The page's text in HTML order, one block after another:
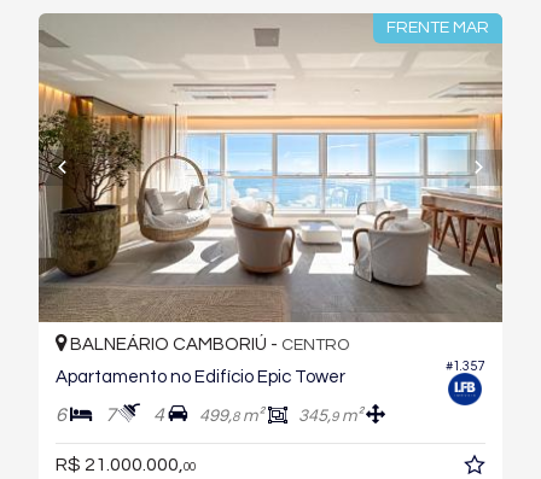
FRENTE MAR
#1.357
BALNEÁRIO CAMBORIÚ - CENTRO
Apartamento no Edifício Epic Tower
6 7 4 499,8m² 345,9m²
R$ 21.000.000,00